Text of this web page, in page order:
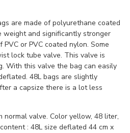
are made of polyurethane coated
and significantly stronger
or PVC coated nylon. Some
lock tube valve. This valve is
With this valve the bag can easily
48L bags are slightly
a capsize there is a lot less
valve. Color yellow, 48 liter,
: 48L size deflated 44 cm x